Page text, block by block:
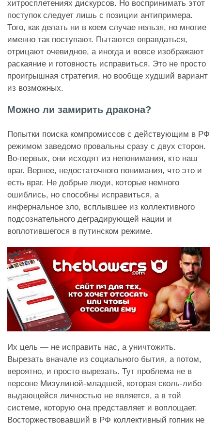
хитросплетениях дискурсов. Но воспринимать этот
поступок следует лишь с позиции антипримера.
Того, как делать ни в коем случае нельзя, но многие
именно так поступают. Пытаются оправдаться,
отрицают очевидное, а иногда и вовсе изображают
раскаяние и готовность исправиться. Это не просто
проигрышная стратегия, но вообще худший вариант
из возможных.
Можно ли замирить дракона?
Попытки поиска компромиссов с действующим в РФ
режимом заведомо провальны сразу с двух сторон.
Во-первых, они исходят из непонимания, кто наш
враг. Вернее, недостаточного понимания, что это и
есть враг. Не добрые люди, которые немного
ошиблись, но способны исправиться, а
инфернальное зло, всплывшее из коллективного
подсознательного деградирующей нации и
воплотившегося в путинском режиме.
Их цель — не исправить нас, а уничтожить.
Вырезать вначале из социального бытия, а потом,
вероятно, и просто вырезать. Тут проблема не в
персоне Мизулиной-младшей, которая сколь-либо
выдающейся личностью не является, а в той
системе, которую она представляет и воплощает.
Восторжествовавший в РФ коллективный гопник не